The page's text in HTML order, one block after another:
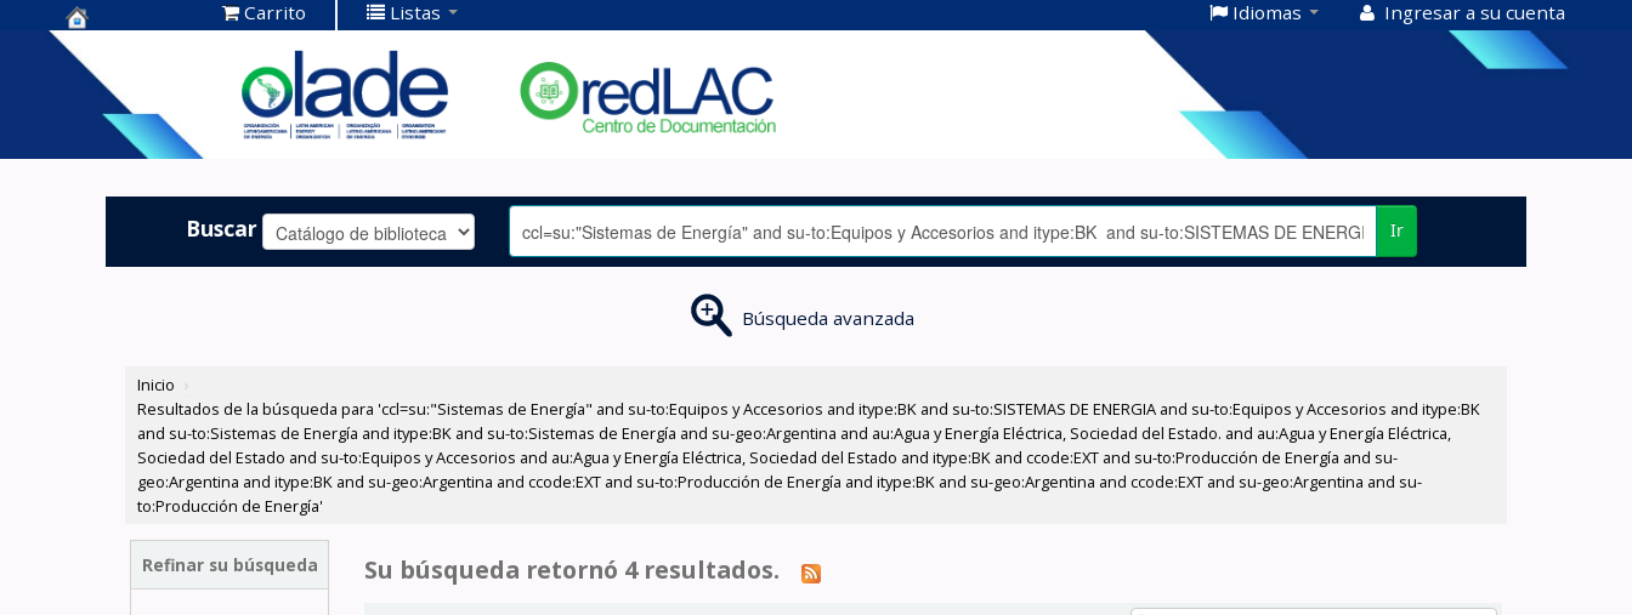
Centro de
Documentación
OLADE -
Carrito Listas Idiomas Ingresar a su cuenta
Buscar Ir
Búsqueda avanzada
Inicio ›
Resultados de la búsqueda para 'ccl=su:"Sistemas de Energía" and su-to:Equipos y Accesorios and itype:BK and su-to:SISTEMAS DE ENERGIA and su-to:Equipos y Accesorios and itype:BK
and su-to:Sistemas de Energía and itype:BK and su-to:Sistemas de Energía and su-geo:Argentina and au:Agua y Energía Eléctrica, Sociedad del Estado. and au:Agua y Energía Eléctrica,
Sociedad del Estado and su-to:Equipos y Accesorios and au:Agua y Energía Eléctrica, Sociedad del Estado and itype:BK and ccode:EXT and su-to:Producción de Energía and su-
geo:Argentina and itype:BK and su-geo:Argentina and ccode:EXT and su-to:Producción de Energía and itype:BK and su-geo:Argentina and ccode:EXT and su-geo:Argentina and su-
to:Producción de Energía'
Refinar su búsqueda Su búsqueda retornó 4 resultados.